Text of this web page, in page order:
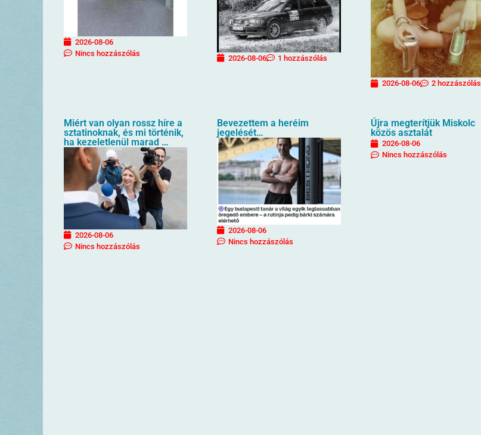
2026-08-06
Nincs hozzászólás
2026-08-06 1 hozzászólás
2026-08-06 2 hozzászólás
Miért van olyan rossz híre a
sztatinoknak, és mi történik,
ha kezeletlenül marad …
2026-08-06
Nincs hozzászólás
Bevezettem a heréim
jegelését…
2026-08-06
Nincs hozzászólás
Újra megterítjük Miskolc
közös asztalát
2026-08-06
Nincs hozzászólás